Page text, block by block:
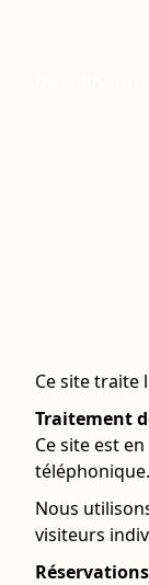
Ce site traite
Traitement
Ce site est
téléphonique.
Nous
visiteurs
Réservations